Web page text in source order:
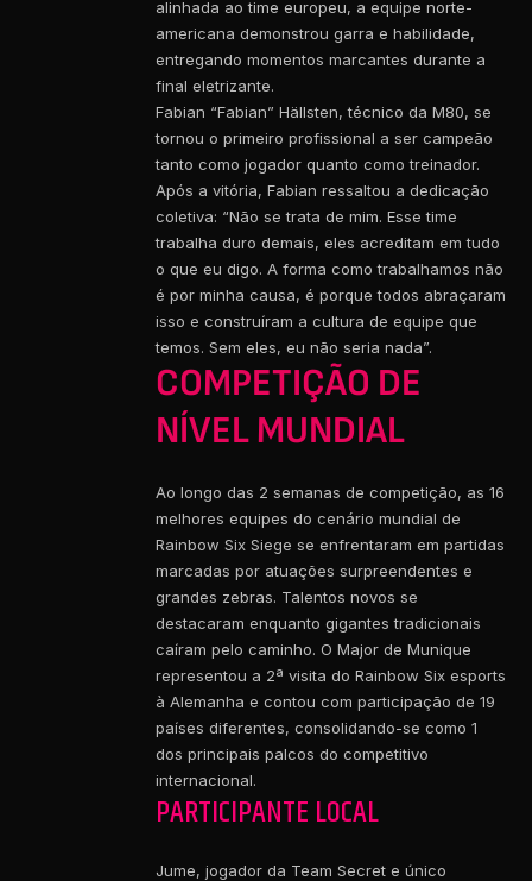
alinhada ao time europeu, a equipe norte-
americana demonstrou garra e habilidade,
entregando momentos marcantes durante a
final eletrizante.
Fabian “Fabian” Hällsten, técnico da M80, se
tornou o primeiro profissional a ser campeão
tanto como jogador quanto como treinador.
Após a vitória, Fabian ressaltou a dedicação
coletiva: “Não se trata de mim. Esse time
trabalha duro demais, eles acreditam em tudo
o que eu digo. A forma como trabalhamos não
é por minha causa, é porque todos abraçaram
isso e construíram a cultura de equipe que
temos. Sem eles, eu não seria nada”.
COMPETIÇÃO DE
NÍVEL MUNDIAL
Ao longo das 2 semanas de competição, as 16
melhores equipes do cenário mundial de
Rainbow Six Siege se enfrentaram em partidas
marcadas por atuações surpreendentes e
grandes zebras. Talentos novos se
destacaram enquanto gigantes tradicionais
caíram pelo caminho. O Major de Munique
representou a 2ª visita do Rainbow Six esports
à Alemanha e contou com participação de 19
países diferentes, consolidando-se como 1
dos principais palcos do competitivo
internacional.
PARTICIPANTE LOCAL
Jume, jogador da Team Secret e único